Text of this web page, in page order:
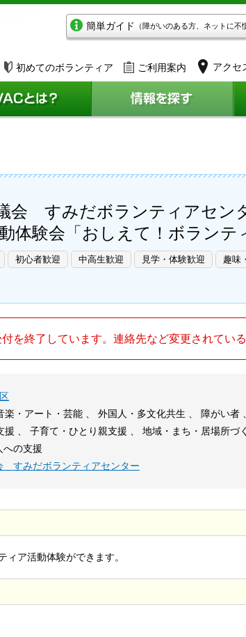
簡単ガイド （障がいのある方、ネットに不
初めてのボランティア ご利用案内 アクセ
会 すみだボランティアセン
体験会「おしえて！ボランテ
初心者歓迎 中高生歓迎 見学・体験歓迎
趣味
を終了しています。連絡先など変更されてい
楽・アート・芸能 、 外国人・多文化共生 、 障がい者
援 、 子育て・ひとり親支援 、 地域・まち・居場所
への支援
すみだボランティアセンター
ィア活動体験ができます。